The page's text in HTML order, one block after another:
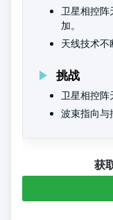
卫星相控阵
加。
天线技术不
挑战
卫星相控阵
波束指向与
获